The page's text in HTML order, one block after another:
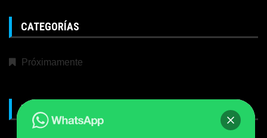
CATEGORÍAS
Próximamente
META